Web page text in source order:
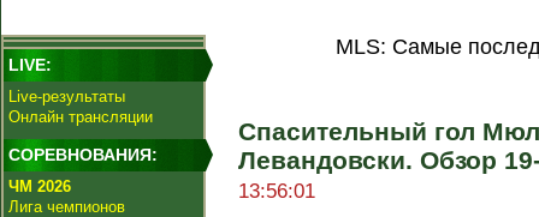
LIVE:
Live-результаты
Онлайн трансляции
СОРЕВНОВАНИЯ:
ЧМ 2026
Лига чемпионов
MLS: Самые
Спасительный гол
Левандовски. Обзор
13:56:01